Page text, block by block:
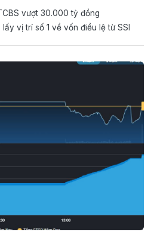
vượt 30.000 tỷ đồng
vị trí số 1 về vốn điều lệ từ SSI